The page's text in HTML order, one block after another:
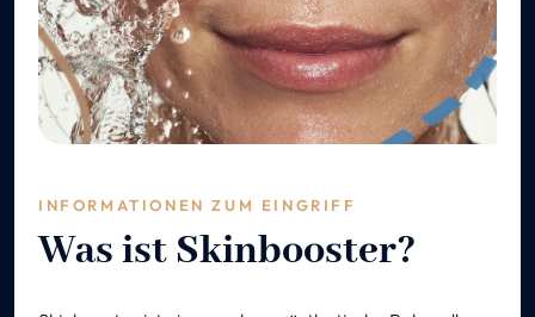
INFORMATIONEN ZUM EINGRIFF
Was ist Skinbooster?